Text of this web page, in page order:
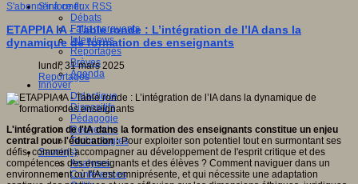
S'informer
Débats
Faits marquants
Interviews
Reportages
Brèves
Agenda
Innover
Didactique
Dispositifs
Pédagogie
Recherche
Technologies
Savoir(s)
Analyses
Conférences
S'abonner à ce flux RSS
ETAPPIA IA - Table ronde : L’intégration de l’IA dans la
dynamique de formation des enseignants
lundi, 31 mars 2025
Reportages
L'intégration de l'IA dans la formation des enseignants constitue un enjeu
central pour l'éducation :Pour exploiter son potentiel tout en surmontant ses
défis, comment accompagner au développement de l'esprit critique et des
compétences des enseignants et des élèves ? Comment naviguer dans un
environnement où l'IA est omniprésente, et qui nécessite une adaptation